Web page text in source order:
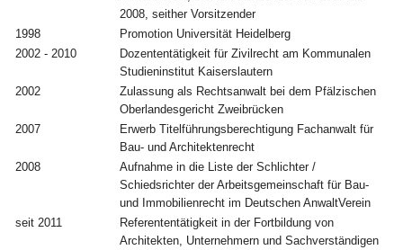
2008, seither Vorsitzender
1998
Promotion Universität Heidelberg
2002 - 2010
Dozententätigkeit für Zivilrecht am Kommunalen
Studieninstitut Kaiserslautern
2002
Zulassung als Rechtsanwalt bei dem Pfälzischen
Oberlandesgericht Zweibrücken
2007
Erwerb Titelführungsberechtigung Fachanwalt für
Bau- und Architektenrecht
2008
Aufnahme in die Liste der Schlichter /
Schiedsrichter der Arbeitsgemeinschaft für Bau-
und Immobilienrecht im Deutschen AnwaltVerein
seit 2011
Referententätigkeit in der Fortbildung von
Architekten, Unternehmern und Sachverständigen